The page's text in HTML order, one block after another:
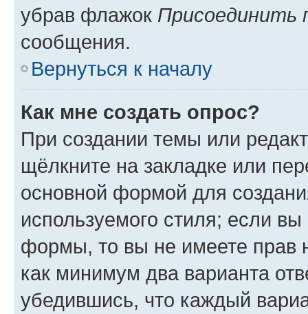
убрав флажок Присоединить
сообщения.
Вернуться к началу
Как мне создать опрос?
При создании темы или
щёлкните на закладке или
основной формой для
используемого стиля; если
формы, то вы не имеете прав
как минимум два варианта
убедившись, что каждый